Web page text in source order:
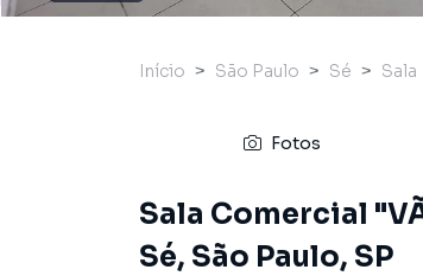
Início São Paulo Sé Sala
Fotos
Sala Comercial
Sé, São Paulo, SP